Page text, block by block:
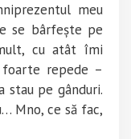
meu
se bârfește pe
cu atât îmi
repede –
stau pe gânduri.
Mno, ce să fac,